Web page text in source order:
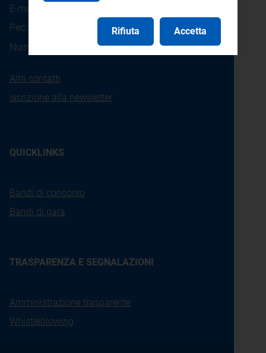
E-mail:
Pec:
protocollo@pec.arera.it
Numero verde consumatori:800.166.654
Altri contatti
Iscrizione alla newsletter
QUICKLINKS
Bandi di concorso
Bandi di gara
TRASPARENZA E SEGNALAZIONI
Amministrazione trasparente
Whistleblowing
Rifiuta Accetta